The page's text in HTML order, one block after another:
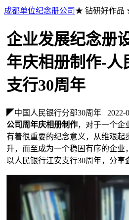
成都单位纪念册公司 ★ 钻研好作
企业发展纪念册
年庆相册制作-人
支行30周年
◤中国人民银行分部30周年
2022-
公司周年庆相册制作，对于一个企
有着很重要的纪念意义，从维艰起
升，而至成为一个稳固有序的企业
以人民银行江安支行30周年，分享